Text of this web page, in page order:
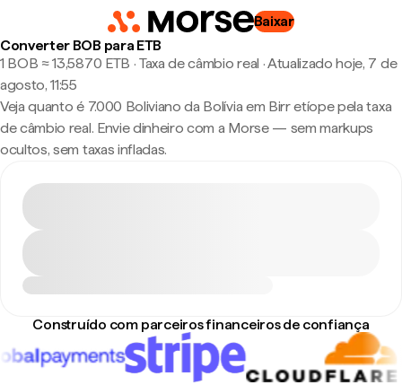
Baixar
Converter BOB para ETB
1 BOB ≈ 13,5870 ETB · Taxa de câmbio real ·Atualizado hoje, 7 de
agosto, 11:55
Veja quanto é 7.000 Boliviano da Bolívia em Birr etíope pela taxa
de câmbio real. Envie dinheiro com a Morse — sem markups
ocultos, sem taxas infladas.
Construído com parceiros financeiros de confiança